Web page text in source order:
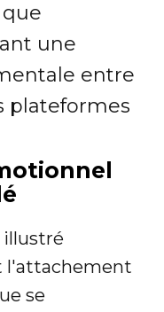
une
entre
plateformes
illustré
l'attachement
se